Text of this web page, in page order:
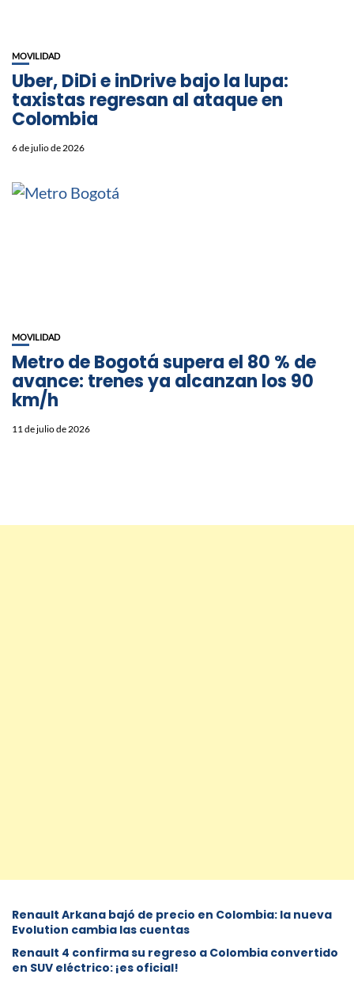
MOVILIDAD
Uber, DiDi e inDrive bajo la lupa:
taxistas regresan al ataque en
Colombia
6 de julio de 2026
MOVILIDAD
Metro de Bogotá supera el 80 % de
avance: trenes ya alcanzan los 90
km/h
11 de julio de 2026
Renault Arkana bajó de precio en Colombia: la nueva
Evolution cambia las cuentas
Renault 4 confirma su regreso a Colombia convertido
en SUV eléctrico: ¡es oficial!